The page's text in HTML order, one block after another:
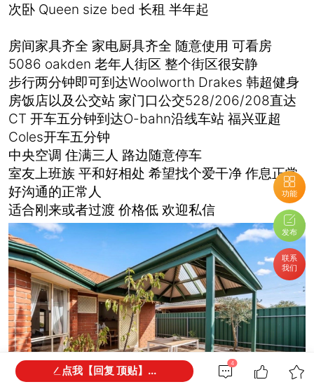
功能
发布
联系
我们
次卧 Queen size bed 长租 半年起
房间家具齐全 家电厨具齐全 随意使用 可看房
5086 oakden 老年人街区 整个街区很安静
步行两分钟即可到达Woolworth Drakes 韩超健身
房饭店以及公交站 家门口公交528/206/208直达
CT 开车五分钟到达O-bahn沿线车站 福兴亚超
Coles开车五分钟
中央空调 住满三人 路边随意停车
室友上班族 平和好相处 希望找个爱干净 作息正常
好沟通的正常人
适合刚来或者过渡 价格低 欢迎私信
4
点我【回复 顶贴】...